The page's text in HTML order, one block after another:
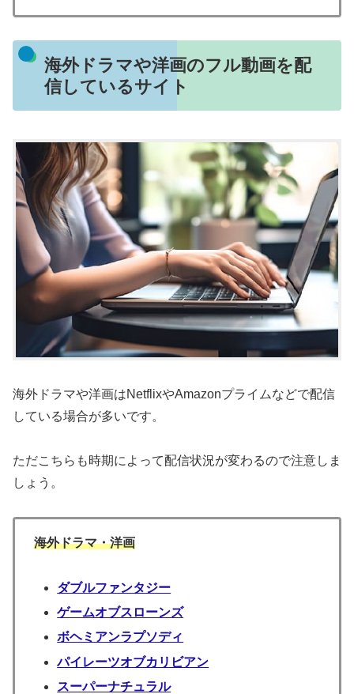
海外ドラマや洋画のフル動画を配
信しているサイト
海外ドラマや洋画はNetflixやAmazonプライムなどで配信
している場合が多いです。
ただこちらも時期によって配信状況が変わるので注意しま
しょう。
海外ドラマ・洋画
ダブルファンタジー
ゲームオブスローンズ
ボヘミアンラプソディ
パイレーツオブカリビアン
スーパーナチュラル